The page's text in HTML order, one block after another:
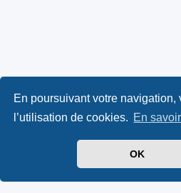
En poursuivant votre navigation,
l’utilisation de cookies. En
OK